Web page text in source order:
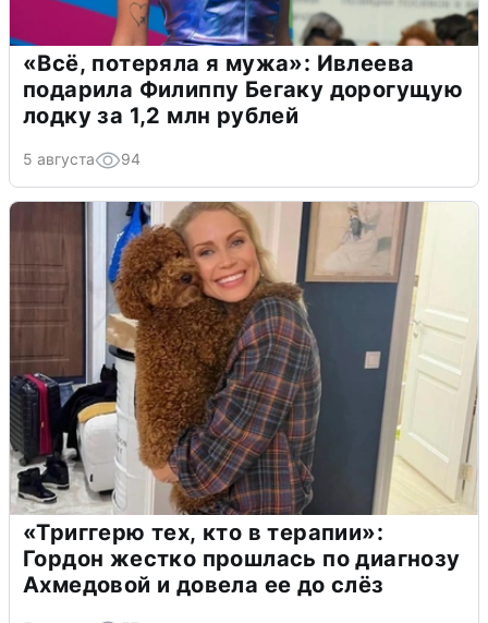
«Всё, потеряла я мужа»: Ивлеева
подарила Филиппу Бегаку дорогущую
лодку за 1,2 млн рублей
5 августа 94
«Триггерю тех, кто в терапии»:
Гордон жестко прошлась по диагнозу
Ахмедовой и довела ее до слёз